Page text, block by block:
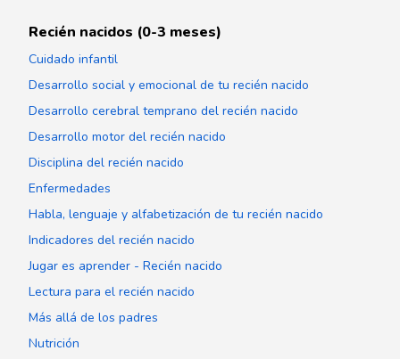
Recién nacidos (0-3 meses)
Cuidado infantil
Desarrollo social y emocional de tu recién nacido
Desarrollo cerebral temprano del recién nacido
Desarrollo motor del recién nacido
Disciplina del recién nacido
Enfermedades
Habla, lenguaje y alfabetización de tu recién nacido
Indicadores del recién nacido
Jugar es aprender - Recién nacido
Lectura para el recién nacido
Más allá de los padres
Nutrición